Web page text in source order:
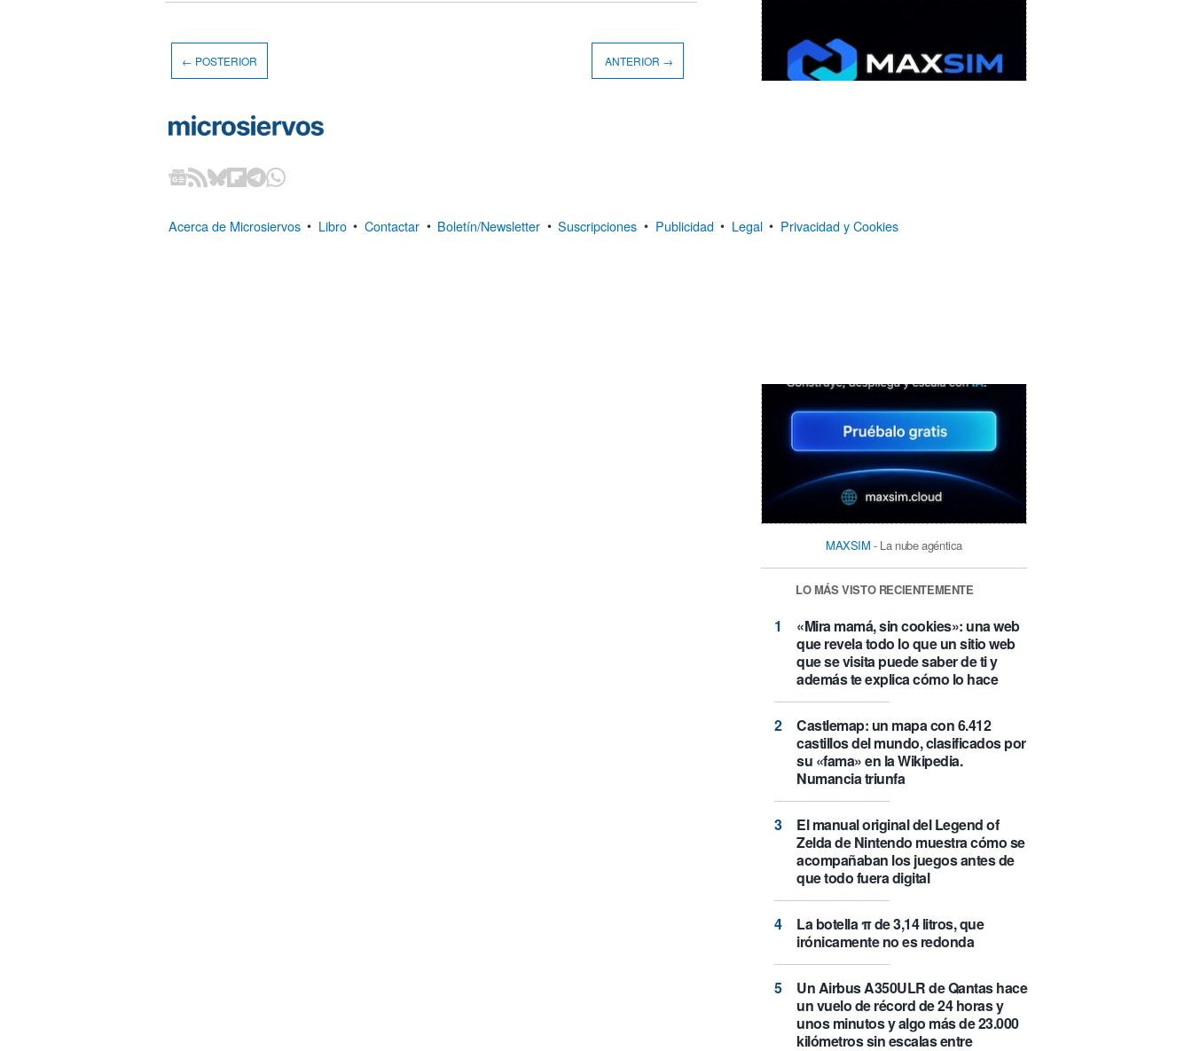
MAXSIM - La nube agéntica
LO MÁS VISTO RECIENTEMENTE
«Mira mamá, sin cookies»: una web
que revela todo lo que un sitio web
que se visita puede saber de ti y
además te explica cómo lo hace
Castlemap: un mapa con 6.412
castillos del mundo, clasificados por
su «fama» en la Wikipedia.
Numancia triunfa
El manual original del Legend of
Zelda de Nintendo muestra cómo se
acompañaban los juegos antes de
que todo fuera digital
La botella π de 3,14 litros, que
irónicamente no es redonda
Un Airbus A350ULR de Qantas hace
un vuelo de récord de 24 horas y
unos minutos y algo más de 23.000
kilómetros sin escalas entre
← POSTERIOR ANTERIOR →
Acerca de Microsiervos • Libro • Contactar • Boletín/Newsletter • Suscripciones • Publicidad • Legal • Privacidad y Cookies